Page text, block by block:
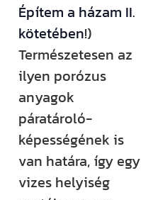
Építem a házam II.
kötetében!)
Természetesen az
ilyen porózus
anyagok
páratároló-
képességének is
van határa, így egy
vizes helyiség